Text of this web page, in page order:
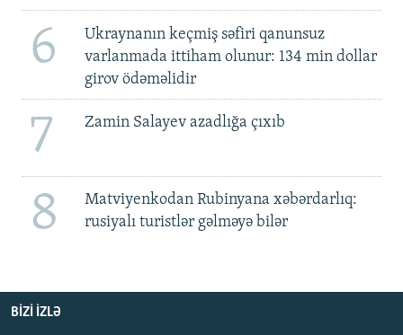
6
Ukraynanın keçmiş səfiri qanunsuz
varlanmada ittiham olunur: 134 min dollar
girov ödəməlidir
7 Zamin Salayev azadlığa çıxıb
8
Matviyenkodan Rubinyana xəbərdarlıq:
rusiyalı turistlər gəlməyə bilər
BIZI IZLƏ